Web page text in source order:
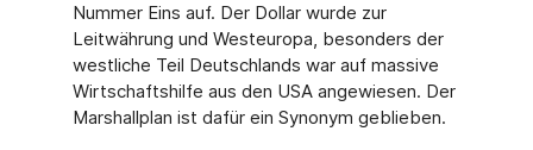
Nummer Eins auf. Der Dollar wurde zur
Leitwährung und Westeuropa, besonders der
westliche Teil Deutschlands war auf massive
Wirtschaftshilfe aus den USA angewiesen. Der
Marshallplan ist dafür ein Synonym geblieben.